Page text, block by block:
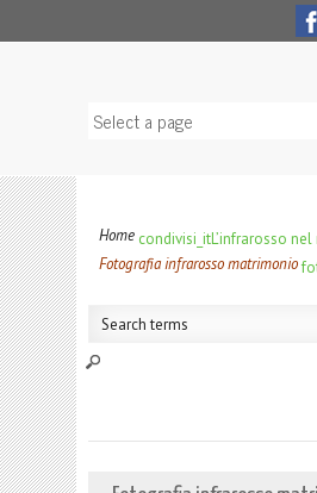
Home condivisi_itL’infrarosso
Fotografia infrarosso matrimonio